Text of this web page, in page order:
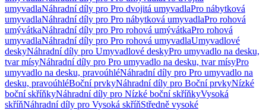
umyvadlaNáhradní díly pro Pro dvojitá umyvadlaPro nábytková
umyvadlaNáhradní díly pro Pro nábytková umyvadlaPro rohová
umývátkaNáhradní díly pro Pro rohová umývátkaPro rohová
umyvadlaNáhradní díly pro Pro rohová umyvadlaUmyvadlové
deskyNáhradní díly pro Umyvadlové deskyPro umyvadlo na desku,
tvar mísyNáhradní díly pro Pro umyvadlo na desku, tvar mísyPro
umyvadlo na desku, pravoúhléNáhradní díly pro Pro umyvadlo na
desku, pravoúhléBoční prvkyNáhradní díly pro Boční prvkyNízké
boční skříňkyNáhradní díly pro Nízké boční skříňkyVysoká
skříňNáhradní díly pro Vysoká skříňStředně vysoké